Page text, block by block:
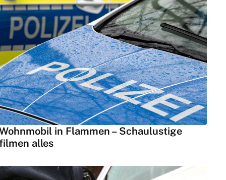
in Flammen – Schaulustige
alles